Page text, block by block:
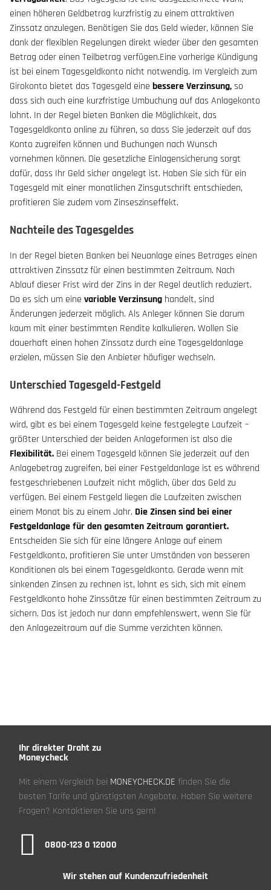
einen höheren Geldbetrag kurzfristig zu einem attraktiven
Zinssatz anzulegen. Benötigen Sie das Geld wieder, können Sie
dank der flexiblen Regelungen direkt wieder über den gesamten
Betrag oder einen Teilbetrag verfügen.Eine vorherige Kündigung
ist bei einem Tagesgeldkonto nicht notwendig. Im Vergleich zum
Girokonto bietet das Tagesgeld eine bessere Verzinsung,so
dass sich auch eine kurzfristige Umbuchung auf das Anlagekonto
lohnt. In der Regel bieten Banken die Möglichkeit, das
Tagesgeldkonto online zu führen, so dass Sie jederzeit auf das
Konto zugreifen können und Buchungen nach Wunsch
vornehmen können. Die gesetzliche Einlagensicherung sorgt
dafür, dass Ihr Geld sicher angelegt ist. Haben Sie sich für ein
Tagesgeld mit einer monatlichen Zinsgutschrift entschieden,
profitieren Sie zudem vom Zinseszinseffekt.
Nachteile des Tagesgeldes
In der Regel bieten Banken bei Neuanlage eines Betrages einen
attraktiven Zinssatz für einen bestimmten Zeitraum. Nach
Ablauf dieser Frist wird der Zins in der Regel deutlich reduziert.
Da es sich um eine variable Verzinsung handelt, sind
Änderungen jederzeit möglich. Als Anleger können Sie darum
kaum mit einer bestimmten Rendite kalkulieren. Wollen Sie
dauerhaft einen hohen Zinssatz durch eine Tagesgeldanlage
erzielen, müssen Sie den Anbieter häufiger wechseln.
Unterschied Tagesgeld-Festgeld
Während das Festgeld für einen bestimmten Zeitraum angelegt
wird, gibt es bei einem Tagesgeld keine festgelegte Laufzeit –
größter Unterschied der beiden Anlageformen ist also die
Flexibilität. Bei einem Tagesgeld können Sie jederzeit auf den
Anlagebetrag zugreifen, bei einer Festgeldanlage ist es während
festgeschriebenen Laufzeit nicht möglich, über das Geld zu
verfügen. Bei einem Festgeld liegen die Laufzeiten zwischen
einem Monat bis zu einem Jahr. Die Zinsen sind bei einer
Festgeldanlage für den gesamten Zeitraum garantiert.
Entscheiden Sie sich für eine längere Anlage auf einem
Festgeldkonto, profitieren Sie unter Umständen von besseren
Konditionen als bei einem Tagesgeldkonto. Gerade wenn mit
sinkenden Zinsen zu rechnen ist, lohnt es sich, sich mit einem
Festgeldkonto hohe Zinssätze für einen bestimmten Zeitraum zu
sichern. Das ist jedoch nur dann empfehlenswert, wenn Sie für
den Anlagezeitraum auf die Summe verzichten können.
Ihr direkter Draht zu
Moneycheck
Mit einem Vergleich bei MONEYCHECK.DE finden Sie die
besten Tarife und günstigsten Angebote. Haben Sie weitere
Fragen? Kontaktieren Sie uns gern!
0800-123 0 12000
Wir stehen auf Kundenzufriedenheit